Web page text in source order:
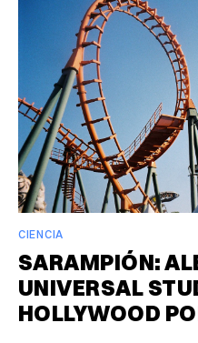
CIENCIA
SARAMPIÓN:
UNIVERSAL
HOLLYWOOD